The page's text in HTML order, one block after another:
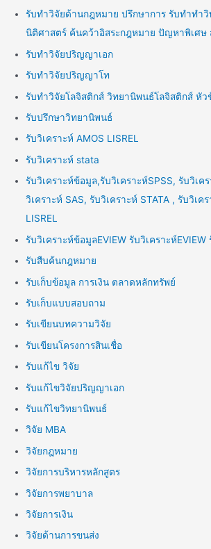
รับทำวิจัยด้านกฎหมาย ปรึกษาการ รับทำทำ
นิติศาสตร์ ค้นคว้าอิสระกฎหมาย ปัญหาพิเศษ
รับทำวิจัยปริญญาเอก
รับทำวิจัยปริญญาโท
รับทำวิจัยโลจิสติกส์ วิทยานิพนธ์โลจิสติกส์ หัว
รับปรึกษาวิทยานิพนธ์
รับวิเคราะห์ AMOS LISREL
รับวิเคราะห์ stata
รับวิเคราะห์ข้อมูล,รับวิเคราะห์SPSS, รับวิเค
วิเคราะห์ SAS, รับวิเคราะห์ STATA , รับวิเค
LISREL
รับวิเคราะห์ข้อมูลEVIEW รับวิเคราะห์EVIEW
รับสืบค้นกฎหมาย
รับเก็บข้อมูล การเงิน ตลาดหลักทรัพย์
รับเก็บแบบสอบถาม
รับเขียนบทความวิจัย
รับเขียนโครงการสินเชื่อ
รับแก้ไข วิจัย
รับแก้ไขวิจัยปริญญาเอก
รับแก้ไขวิทยานิพนธ์
วิจัย MBA
วิจัยกฎหมาย
วิจัยการบริหารหลักสูตร
วิจัยการพยาบาล
วิจัยการเงิน
วิจัยด้านการขนส่ง